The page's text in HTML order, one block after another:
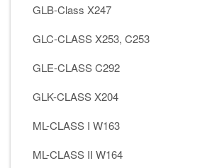
GLB-Class X247
GLC-CLASS X253, C253
GLE-CLASS C292
GLK-CLASS X204
ML-CLASS I W163
ML-CLASS II W164